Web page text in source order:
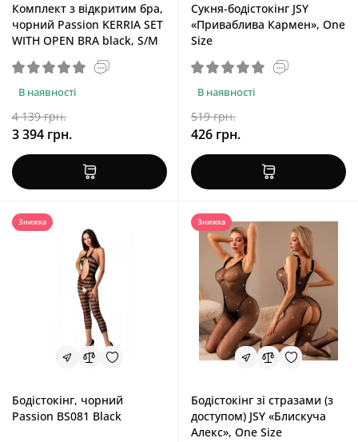
Комплект з відкритим бра,
чорний Passion KERRIA SET
WITH OPEN BRA black, S/M
В наявності
4 139 грн.
3 394 грн.
Сукня-бодістокінг JSY
«Приваблива Кармен», One
Size
В наявності
519 грн.
426 грн.
Знижка
Бодістокінг, чорний
Passion BS081 Black
Знижка
Бодістокінг зі стразами (з
доступом) JSY «Блискуча
Алекс», One Size